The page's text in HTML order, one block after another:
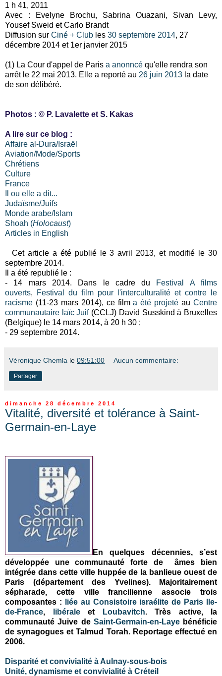
1 h 41, 2011
Avec : Evelyne Brochu, Sabrina Ouazani, Sivan Levy,
Yousef Sweid et Carlo Brandt
Diffusion sur Ciné + Club les 30 septembre 2014, 27
décembre 2014 et 1er janvier 2015
(1) La Cour d'appel de Paris a anonncé qu'elle rendra son
arrêt le 22 mai 2013. Elle a reporté au 26 juin 2013 la date
de son délibéré.
Photos : © P. Lavalette et S. Kakas
A lire sur ce blog :
Affaire al-Dura/Israël
Aviation/Mode/Sports
Chrétiens
Culture
France
Il ou elle a dit...
Judaïsme/Juifs
Monde arabe/Islam
Shoah (Holocaust)
Articles in English
Cet article a été publié le 3 avril 2013, et modifié le 30
septembre 2014.
Il a été republié le :
- 14 mars 2014. Dans le cadre du Festival A films
ouverts,
Festival du film pour l'interculturalité et contre le
racisme (11-23 mars 2014), ce filma été projeté auCentre
communautaire laïc Juif(CCLJ) David Susskind à Bruxelles
(Belgique) le 14 mars 2014, à 20 h 30 ;
- 29 septembre 2014.
Véronique Chemla le 09:51:00 Aucun commentaire:
Partager
dimanche 28 décembre 2014
Vitalité, diversité et tolérance à Saint-
Germain-en-Laye
En quelques décennies, s’est
développée une communauté forte de âmes bien
intégrée dans cette ville huppée de la banlieue ouest de
Paris (département des Yvelines). Majoritairement
sépharade, cette ville francilienne associe trois
composantes :
liée au Consistoire israélite de Paris Ile-
de-France, libéraleet Loubavitch. Très active, la
communauté Juive de Saint-Germain-en-Layebénéficie
de synagogues et Talmud Torah. Reportage effectué en
2006.
Disparité et convivialité à Aulnay-sous-bois
Unité, dynamisme et convivialité à Créteil